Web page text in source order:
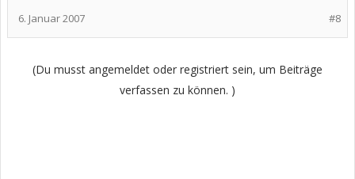
#8
6. Januar 2007
(Du musst angemeldet oder registriert sein, um Beiträge
verfassen zu können. )